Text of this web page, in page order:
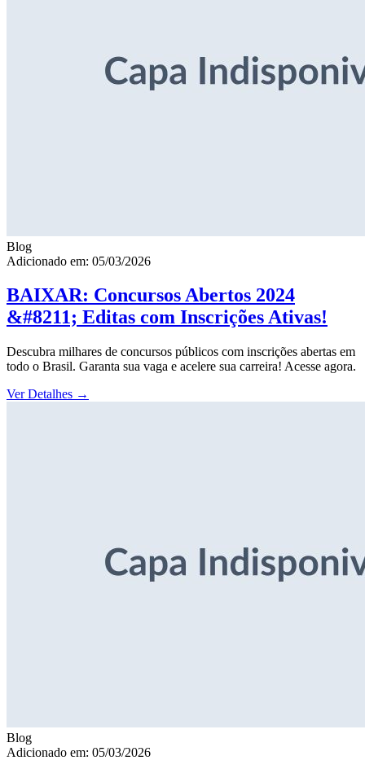
Blog
Adicionado em: 05/03/2026
BAIXAR: Concursos Abertos 2024
&#8211; Editas com Inscrições Ativas!
Descubra milhares de concursos públicos com inscrições abertas em
todo o Brasil. Garanta sua vaga e acelere sua carreira! Acesse agora.
Ver Detalhes →
Blog
Adicionado em: 05/03/2026